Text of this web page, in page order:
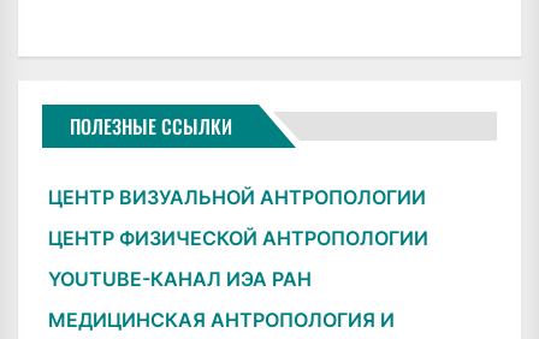
ПОЛЕЗНЫЕ ССЫЛКИ
ЦЕНТР ВИЗУАЛЬНОЙ АНТРОПОЛОГИИ
ЦЕНТР ФИЗИЧЕСКОЙ АНТРОПОЛОГИИ
YOUTUBE-КАНАЛ ИЭА РАН
МЕДИЦИНСКАЯ АНТРОПОЛОГИЯ И